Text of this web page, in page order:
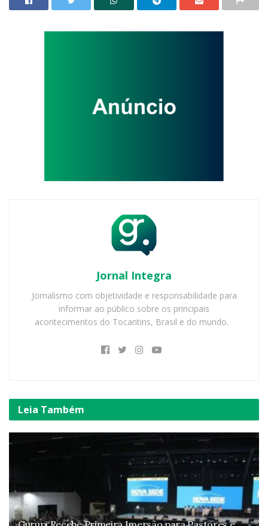
Jornal Integra
Jornalismo com objetividade e responsabilidade para
informar ao público sobre os principais
acontecimentos do Tocantins, Brasil e do mundo.
Leia Também